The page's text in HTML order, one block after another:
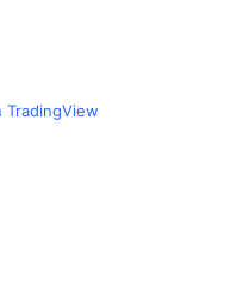
TradingView